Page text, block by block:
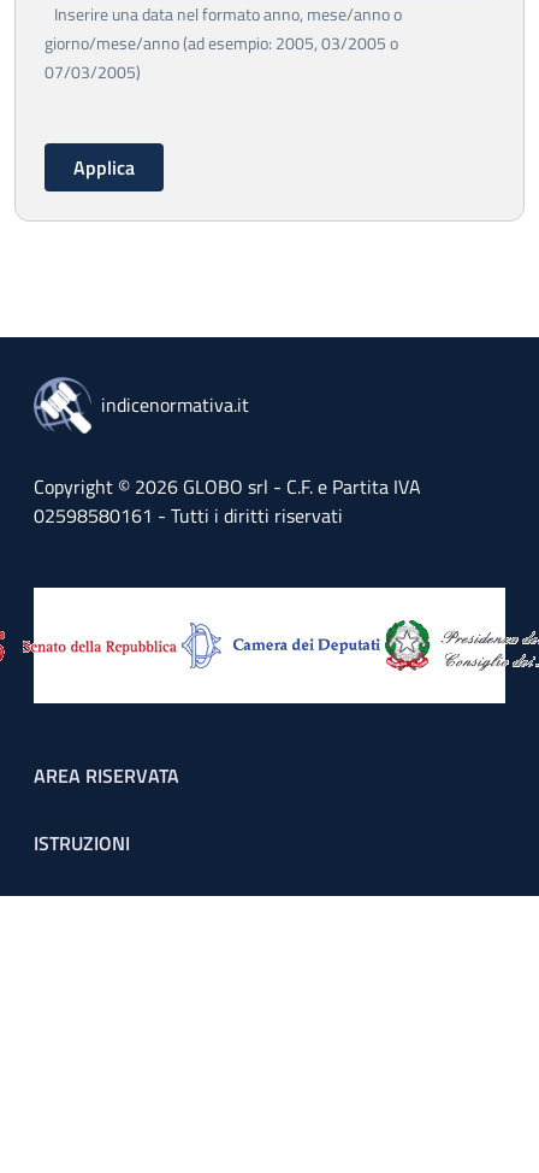
Inserire una data nel formato anno, mese/anno o
giorno/mese/anno (ad esempio: 2005, 03/2005 o
07/03/2005)
indicenormativa.it
Copyright © 2026 GLOBO srl - C.F. e Partita IVA
02598580161 - Tutti i diritti riservati
Footer menu
AREA RISERVATA
ISTRUZIONI